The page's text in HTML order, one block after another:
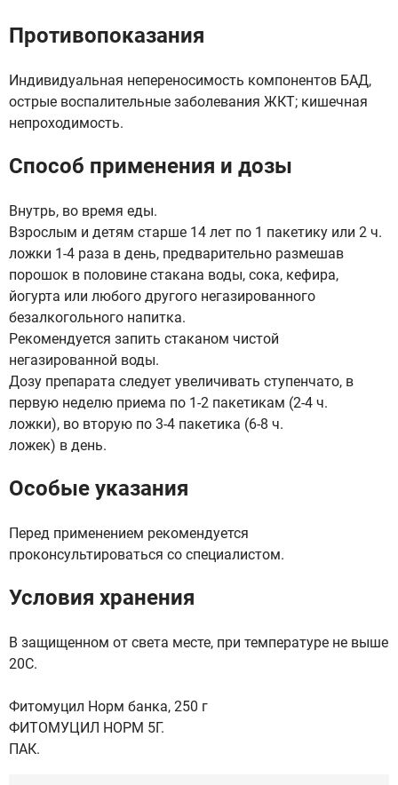
Противопоказания
Индивидуальная непереносимость компонентов БАД,
острые воспалительные заболевания ЖКТ; кишечная
непроходимость.
Способ применения и дозы
Внутрь, во время еды.
Взрослым и детям старше 14 лет по 1 пакетику или 2 ч.
ложки 1-4 раза в день, предварительно размешав
порошок в половине стакана воды, сока, кефира,
йогурта или любого другого негазированного
безалкогольного напитка.
Рекомендуется запить стаканом чистой
негазированной воды.
Дозу препарата следует увеличивать ступенчато, в
первую неделю приема по 1-2 пакетикам (2-4 ч.
ложки), во вторую по 3-4 пакетика (6-8 ч.
ложек) в день.
Особые указания
Перед применением рекомендуется
проконсультироваться со специалистом.
Условия хранения
В защищенном от света месте, при температуре не выше
20C.
Фитомуцил Норм банка, 250 г
ФИТОМУЦИЛ НОРМ 5Г.
ПАК.